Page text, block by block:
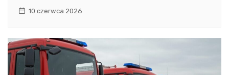
10 czerwca 2026